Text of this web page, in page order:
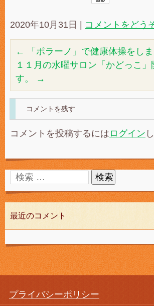
2020年10月31日 | コメントをどう
←
「ポラーノ」で健康体操をしま
１１月の水曜サロン「かどっこ
す。
→
コメントを残す
コメントを投稿するには ログイン
最近のコメント
プライバシーポリシー